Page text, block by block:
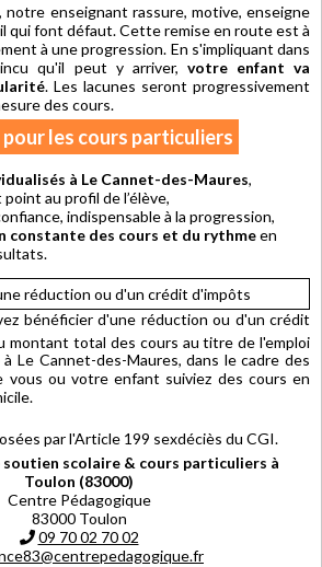
, notre enseignant rassure, motive, enseigne
qui font défaut. Cette remise en route est à
à une progression. En s'impliquant dans
qu'il peut y arriver, votre enfant va
. Les lacunes seront progressivement
des cours.
les cours particuliers
à Le Cannet-des-Maures,
au profil de l’élève,
indispensable à la progression,
constante des cours et du rythmeen
réduction ou d'un crédit d'impôts
bénéficier d'une réduction ou d'un crédit
montant total des cours au titre de l'emploi
Le Cannet-des-Maures, dans le cadre des
vous ou votre enfant suiviez des cours en
par l'Article 199 sexdéciès du CGI.
scolaire & cours particuliers à
Toulon (83000)
Centre Pédagogique
83000 Toulon
09 70 02 70 02